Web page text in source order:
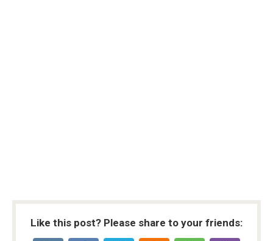
Like this post? Please share to your friends: